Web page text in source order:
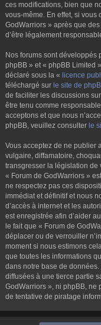
ces modifications, bien que
vous-même. En effet, si vous
GodWarriors » après que
d’être légalement
Nos forums sont développés
phpBB » et « phpBB Limited
déclaré sous la « licence
téléchargé sur le site de
de faciliter les discussions
être tenu comme
acceptons et que nous
phpBB, veuillez consulter le
Vous acceptez de ne publier
vulgaire, diffamatoire,
transgresser la législation de
« Forum de GodWarriors »
ne respectez pas ces
immédiat et définitif et nous
d’accès à internet et les
est enregistrée afin d’aider
le fait que « Forum de
déplacer ou de verrouiller
moment si nous estimons
que toutes les informations
dans notre base de
diffusées à une tierce partie
GodWarriors », ni phpBB, ne
de tentative de piratage